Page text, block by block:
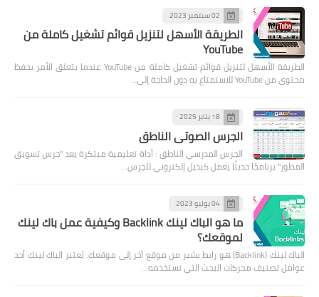
02 سبتمبر 2023
الطريقة الأسهل لتنزيل قوائم تشغيل كاملة من
YouTube
الطريقة الأسهل لتنزيل قوائم تشغيل كاملة من YouTube عندما يتعلق الأمر بحفظ
محتوى من YouTube للاستمتاع به دون الحاجة إلى…
18 يناير 2025
الجرس الصوتي الناطق
الجرس المدرسي الناطق : أداة تعليمية مبتكرة يعد "جرس تسويق
المطور" برنامجًا حديثًا يعمل كبديل إلكتروني للجرس…
04 يوليو 2023
ما هو الباك لينك Backlink وكيفية عمل باك لينك
لموقعك؟
الباك لينك (Backlink) هو رابط يشير من موقع آخر إلى موقعك. يُعتبر الباك لينك أحد
عوامل تصنيف محركات البحث التي تستخدمه…